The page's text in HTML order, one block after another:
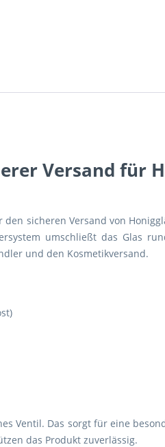
Versand für
sicheren Versand von
umschließt das Glas
und den Kosmetikversand.
Ventil. Das sorgt für eine
das Produkt zuverlässig.